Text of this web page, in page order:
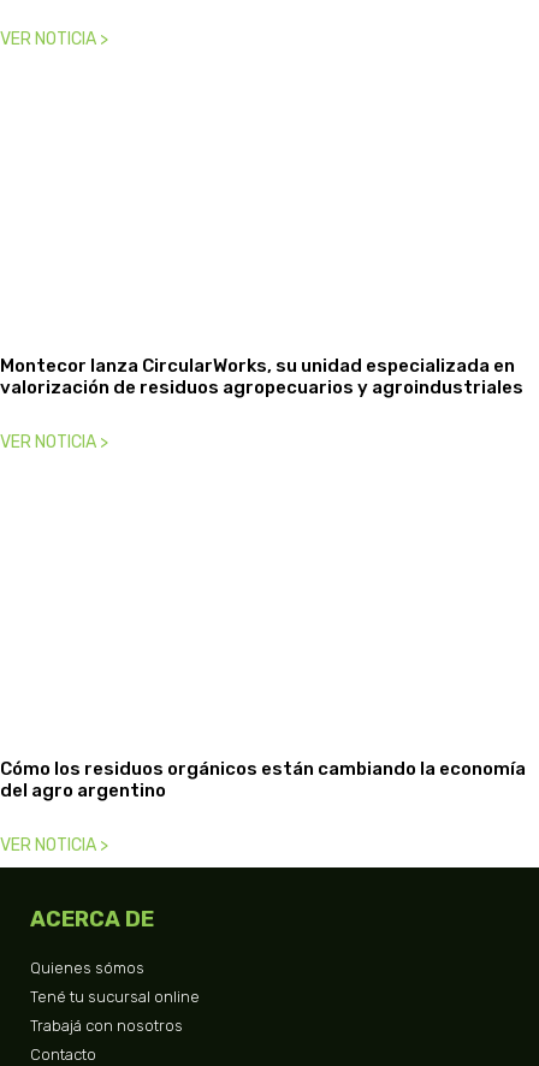
VER NOTICIA >
Montecor lanza CircularWorks, su unidad especializada en
valorización de residuos agropecuarios y agroindustriales
VER NOTICIA >
Cómo los residuos orgánicos están cambiando la economía
del agro argentino
VER NOTICIA >
ACERCA DE
Quienes sómos
Tené tu sucursal online
Trabajá con nosotros
Contacto